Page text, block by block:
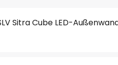
Sitra Cube LED-